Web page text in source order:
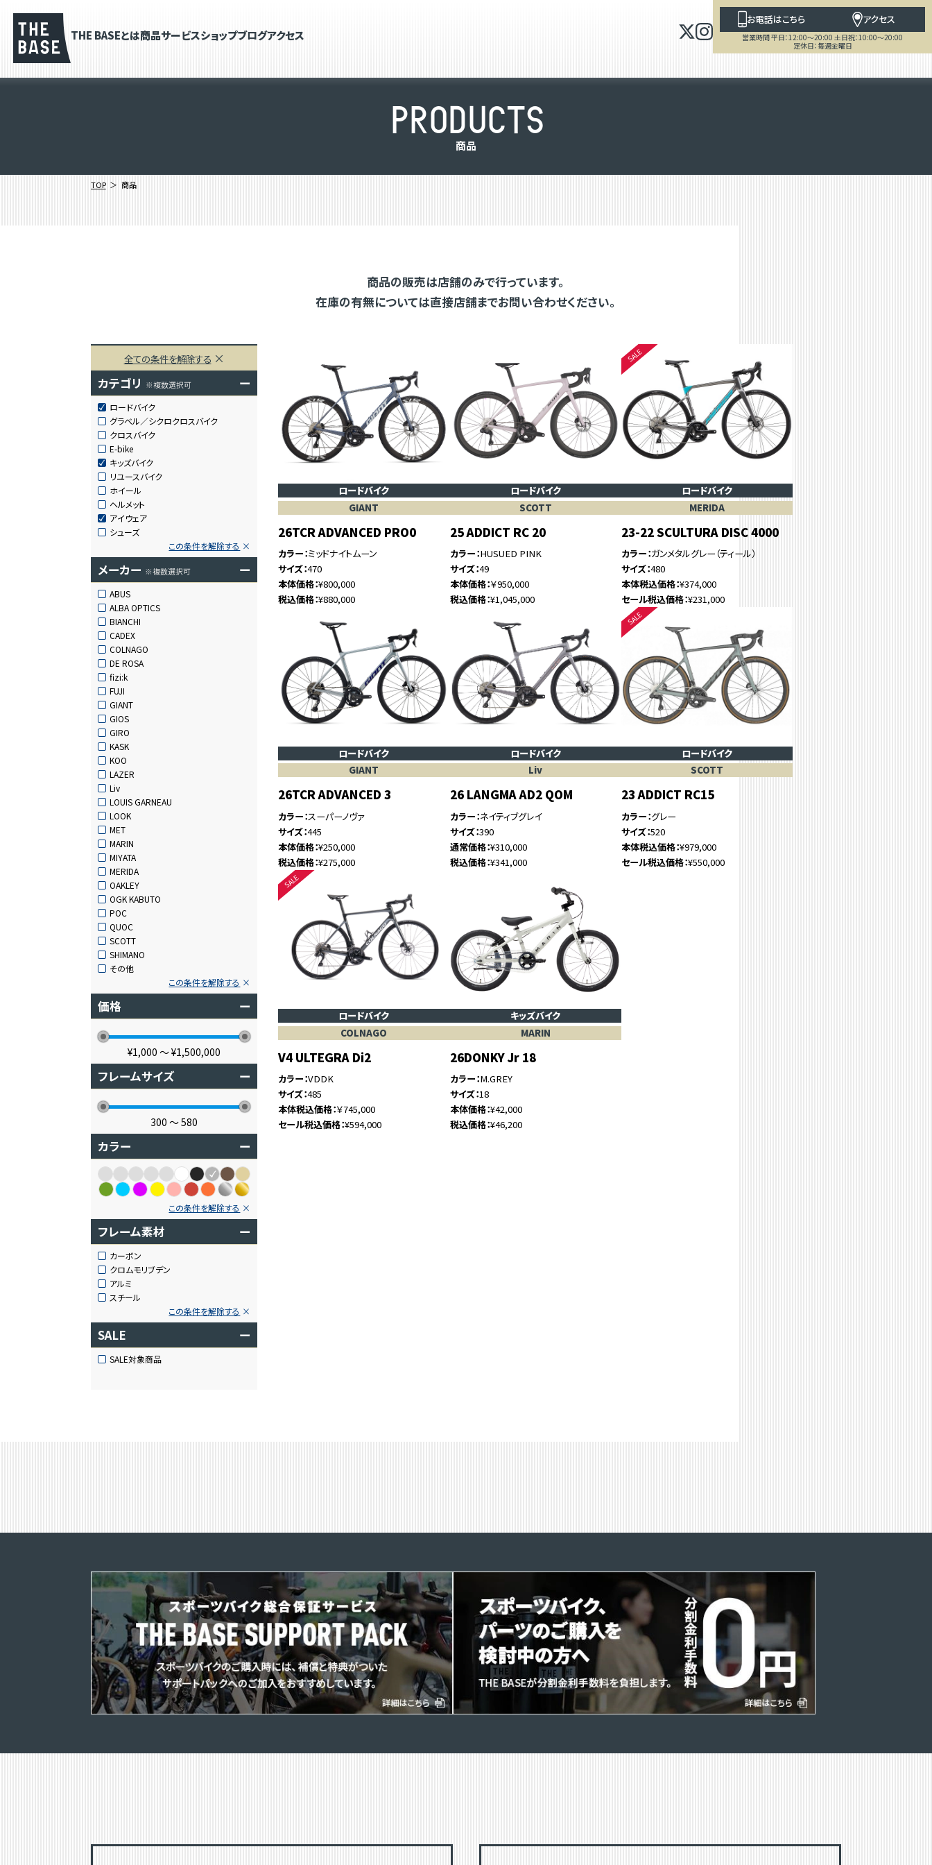
THE BASEとは商品サービスショップブログアクセス
お電話はこちら アクセス
営業時間 平日：12:00～20:00 土日祝：10:00～20:00
定休日：毎週金曜日
PRODUCTS
商品
TOP 商品
商品の販売は店舗のみで行っています。
在庫の有無については直接店舗までお問い合わせください。
全ての条件を解除する
カテゴリ ※複数選択可 ー
ロードバイク
グラベル／シクロクロスバイク
クロスバイク
E-bike
キッズバイク
リユースバイク
ホイール
ヘルメット
アイウェア
シューズ
この条件を解除する
メーカー ※複数選択可 ー
ABUS
ALBA OPTICS
BIANCHI
CADEX
COLNAGO
DE ROSA
fizi:k
FUJI
GIANT
GIOS
GIRO
KASK
KOO
LAZER
Liv
LOUIS GARNEAU
LOOK
MET
MARIN
MIYATA
MERIDA
OAKLEY
OGK KABUTO
POC
QUOC
SCOTT
SHIMANO
その他
この条件を解除する
価格 ー
¥1,000 〜¥1,500,000
フレームサイズ ー
300 〜580
カラー ー
この条件を解除する
フレーム素材 ー
カーボン
クロムモリブデン
アルミ
スチール
この条件を解除する
SALE ー
SALE対象商品
ロードバイク
GIANT
26TCR ADVANCED PRO0
カラー ミッドナイトムーン
サイズ 470
本体価格 ¥800,000
税込価格 ¥880,000
ロードバイク
SCOTT
25 ADDICT RC 20
カラー HUSUED PINK
サイズ 49
本体価格 ￥950,000
税込価格 ¥1,045,000
ロードバイク
MERIDA
23-22 SCULTURA DISC 4000
カラー ガンメタルグレー（ティール）
サイズ 480
本体税込価格 ¥374,000
セール税込価格 ¥231,000
ロードバイク
GIANT
26TCR ADVANCED 3
カラー スーパーノヴァ
サイズ 445
本体価格 ¥250,000
税込価格 ¥275,000
ロードバイク
Liv
26 LANGMA AD2 QOM
カラー ネイティブグレイ
サイズ 390
通常価格 ¥310,000
税込価格 ¥341,000
ロードバイク
SCOTT
23 ADDICT RC15
カラー グレー
サイズ 520
本体税込価格 ¥979,000
セール税込価格 ¥550,000
ロードバイク
COLNAGO
V4 ULTEGRA Di2
カラー VDDK
サイズ 485
本体税込価格 ￥745,000
セール税込価格 ¥594,000
キッズバイク
MARIN
26DONKY Jr 18
カラー M.GREY
サイズ 18
本体価格 ¥42,000
税込価格 ¥46,200